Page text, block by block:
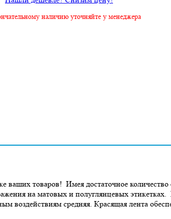
наличию уточняйте у менеджера
ваших товаров! Имея достаточное количество
на матовых и полуглянцевых
средняя. Красящая лента